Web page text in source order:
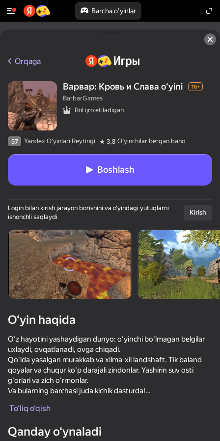
Barcha o'yinlar
Qurilmani aylantiring
O‘yinlar faqat gorizontal
oriyentatsiyasida ishlaydi
Orqaga
Варвар: Кровь и Слава oʻyini 16+
BarbarGames
Rol ijro etiladigan
57 Yandex O'yinlari Reytingi 3,8 Oʻyinchilar bergan baho
Boshlash
Login bilan kirish jarayon borishini va o‘yindagi yutuqlarni
ishonchli saqlaydi
Kirish
O‘yin haqida
O'z hayotini yashaydigan dunyo: o'yinchi bo'lmagan belgilar
uxlaydi, ovqatlanadi, ovga chiqadi.
Qo'lda yasalgan murakkab va xilma-xil landshaft. Tik baland
qoyalar va chuqur ko'p darajali zindonlar. Yashirin suv osti
g'orlari va zich o'rmonlar.
Va bularning barchasi juda kichik dasturda!
Bu dunyo o'zgarmoqchi. Ehtimol, u qorong'u kuchlar hujumi
kimning tarafida? Buni hech kim bilmaydi.
To‘liq o‘qish
Qanday o‘ynaladi